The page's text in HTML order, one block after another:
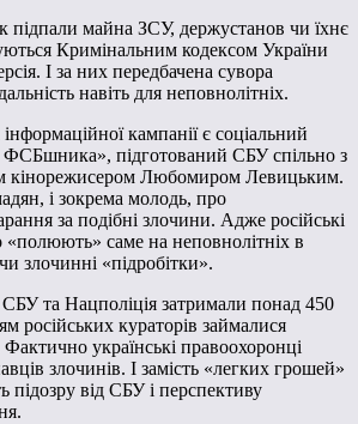
підпали майна ЗСУ, держустанов чи їхнє
Кримінальним кодексом України
І за них передбачена сувора
навіть для неповнолітніх.
кампанії є соціальний
ФСБшника», підготований СБУ спільно з
кінорежисером Любомиром Левицьким.
і зокрема молодь, про
за подібні злочини. Адже російські
саме на неповнолітніх в
злочинні «підробітки».
та Нацполіція затримали понад 450
російських кураторів займалися
українські правоохоронці
злочинів. І замість «легких грошей»
підозру від СБУ і перспективу